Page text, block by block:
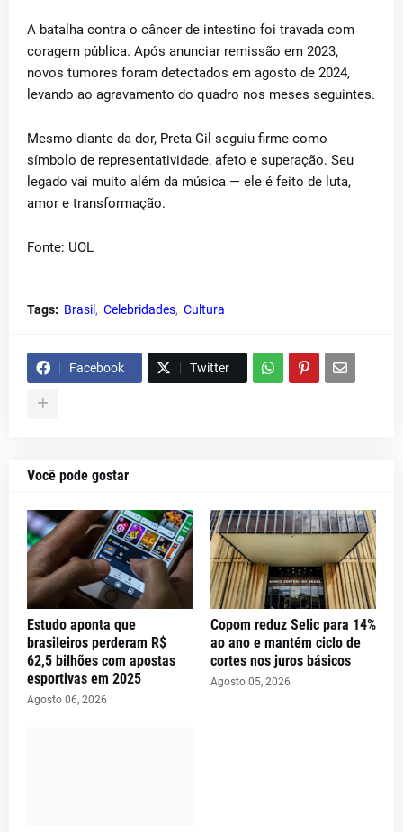
A batalha contra o câncer de intestino foi travada com
coragem pública. Após anunciar remissão em 2023,
novos tumores foram detectados em agosto de 2024,
levando ao agravamento do quadro nos meses seguintes.
Mesmo diante da dor, Preta Gil seguiu firme como
símbolo de representatividade, afeto e superação. Seu
legado vai muito além da música — ele é feito de luta,
amor e transformação.
Fonte: UOL
Tags: Brasil Celebridades Cultura
Facebook Twitter
Você pode gostar
Estudo aponta que
brasileiros perderam R$
62,5 bilhões com apostas
esportivas em 2025
Agosto 06, 2026
Copom reduz Selic para 14%
ao ano e mantém ciclo de
cortes nos juros básicos
Agosto 05, 2026